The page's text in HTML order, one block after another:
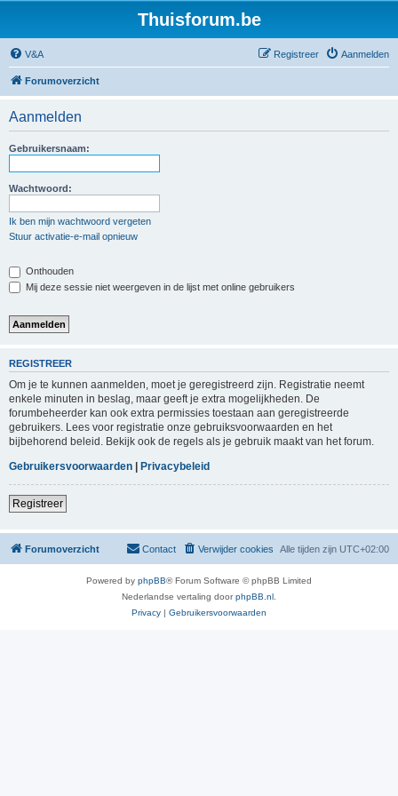
Thuisforum.be
V&A Aanmelden
Registreer
Forumoverzicht
Aanmelden
Gebruikersnaam:
Wachtwoord:
Ik ben mijn wachtwoord vergeten
Stuur activatie-e-mail opnieuw
Onthouden
Mij deze sessie niet weergeven in de lijst met online gebruikers
REGISTREER
Om je te kunnen aanmelden, moet je geregistreerd zijn. Registratie neemt
enkele minuten in beslag, maar geeft je extra mogelijkheden. De
forumbeheerder kan ook extra permissies toestaan aan geregistreerde
gebruikers. Lees voor registratie onze gebruiksvoorwaarden en het
bijbehorend beleid. Bekijk ook de regels als je gebruik maakt van het forum.
Gebruikersvoorwaarden | Privacybeleid
Registreer
Forumoverzicht Alle tijden zijn UTC+02:00
Verwijder cookies
Contact
Powered by phpBB® Forum Software © phpBB Limited
Nederlandse vertaling doorphpBB.nl
Privacy | Gebruikersvoorwaarden